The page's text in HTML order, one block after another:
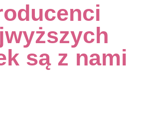
są z nami